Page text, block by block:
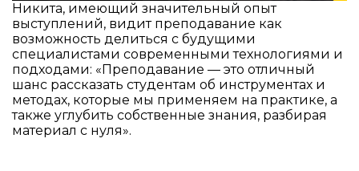
Никита, имеющий значительный опыт
выступлений, видит преподавание как
возможность делиться с будущими
специалистами современными технологиями и
подходами: «Преподавание — это отличный
шанс рассказать студентам об инструментах и
методах, которые мы применяем на практике, а
также углубить собственные знания, разбирая
материал с нуля».